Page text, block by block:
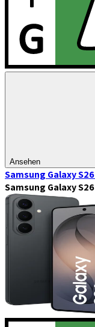
Ansehen
Samsung Galaxy S26
Samsung Galaxy S26